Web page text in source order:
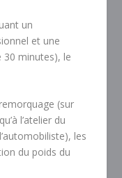
un
et une
30 minutes), le
(sur
l’atelier du
les
du poids du